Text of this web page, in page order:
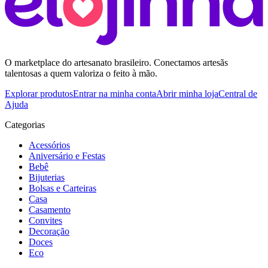
O marketplace do artesanato brasileiro. Conectamos artesãs
talentosas a quem valoriza o feito à mão.
Explorar produtosEntrar na minha contaAbrir minha lojaCentral de
Ajuda
Categorias
Acessórios
Aniversário e Festas
Bebê
Bijuterias
Bolsas e Carteiras
Casa
Casamento
Convites
Decoração
Doces
Eco